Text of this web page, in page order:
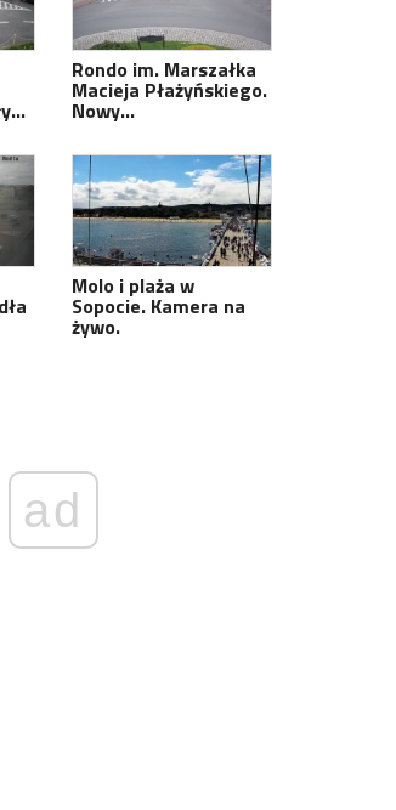
Rondo im. Marszałka
Macieja Płażyńskiego.
Nowy…
Molo i plaża w
Sopocie. Kamera na
żywo.
ad